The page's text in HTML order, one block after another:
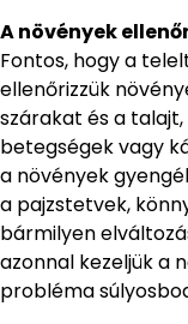
A növények
Fontos, hogy a
ellenőrizzük
szárakat és a
betegségek vagy
a növények
a pajzstetvek,
bármilyen
azonnal kezeljük a
probléma